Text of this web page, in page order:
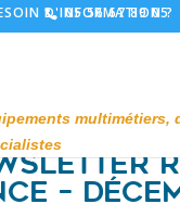
05 56 67 89 05
D'INFORMATION ?
–